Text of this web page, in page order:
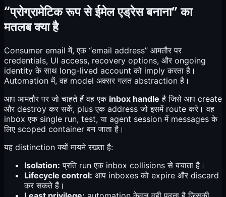
“प्रोग्रामेटिक रूप से ईमेल एड्रेस बनाना” का
मतलब क्या है
Consumer email में, एक “email address” आमतौर पर
credentials, UI access, recovery options, और ongoing
identity के साथ long-lived account को imply करता है।
Automation में, वह model अक्सर गलत abstraction है।
आप आमतौर पर जो चाहते हैं वह एक inbox handle है जिसे आप create
और destroy कर सकें, plus एक address जो इसमें route करे। वह
inbox एक single run, test, या agent session में messages के
लिए scoped container बन जाता है।
यह distinction क्यों मायने रखता है:
Isolation: प्रति run एक inbox collisions से बचाता है।
Lifecycle control: आप inboxes को expire और discard
कर सकते हैं।